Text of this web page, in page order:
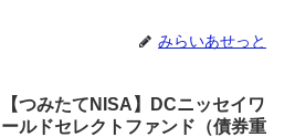
みらいあせっと
【つみたてNISA】DCニッセイワ
ールドセレクトファンド（債券重